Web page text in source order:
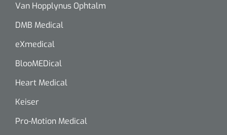
Van Hopplynus Ophtalm
DMB Medical
eXmedical
BlooMEDical
Heart Medical
Keiser
Pro-Motion Medical